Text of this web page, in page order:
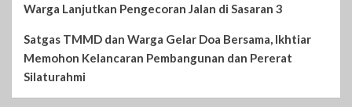
Warga Lanjutkan Pengecoran Jalan di Sasaran 3
Satgas TMMD dan Warga Gelar Doa Bersama, Ikhtiar
Memohon Kelancaran Pembangunan dan Pererat
Silaturahmi